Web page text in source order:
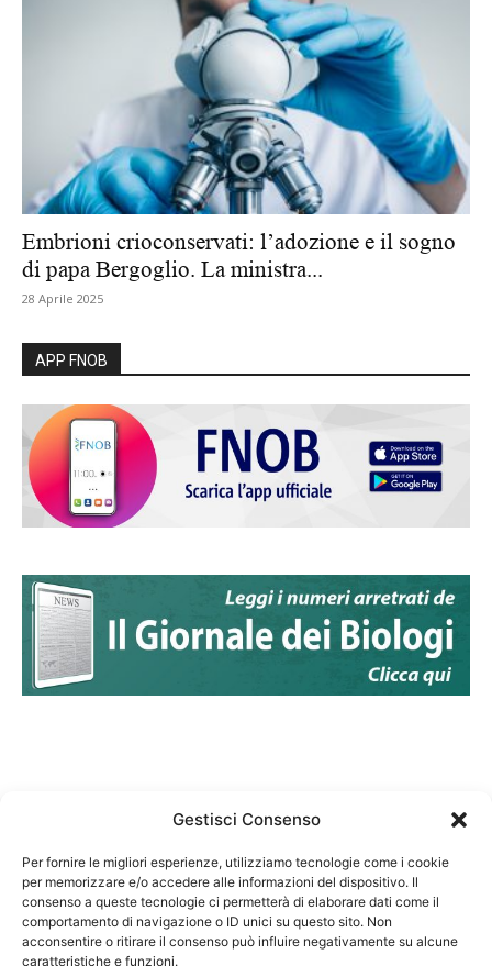
Gestisci Consenso
Per fornire le migliori esperienze, utilizziamo tecnologie come i cookie
per memorizzare e/o accedere alle informazioni del dispositivo. Il
consenso a queste tecnologie ci permetterà di elaborare dati come il
comportamento di navigazione o ID unici su questo sito. Non
acconsentire o ritirare il consenso può influire negativamente su alcune
caratteristiche e funzioni.
Embrioni crioconservati: l’adozione e il sogno
di papa Bergoglio. La ministra...
28 Aprile 2025
APP FNOB
Federazione Nazionale Degli Ordini dei Biologi:
codice fiscale 80069130583
Responsabile sito internet www.fnob.it: Vincenzo